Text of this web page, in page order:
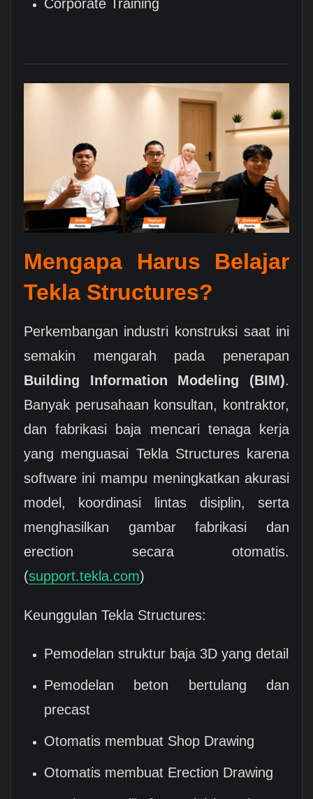
Corporate Training
Mengapa Harus Belajar
Tekla Structures?
Perkembangan industri konstruksi saat ini
semakin mengarah pada penerapan
Building Information Modeling (BIM).
Banyak perusahaan konsultan, kontraktor,
dan fabrikasi baja mencari tenaga kerja
yang menguasai Tekla Structures karena
software ini mampu meningkatkan akurasi
model, koordinasi lintas disiplin, serta
menghasilkan gambar fabrikasi dan
erection secara otomatis.
(support.tekla.com)
Keunggulan Tekla Structures:
Pemodelan struktur baja 3D yang detail
Pemodelan beton bertulang dan
precast
Otomatis membuat Shop Drawing
Otomatis membuat Erection Drawing